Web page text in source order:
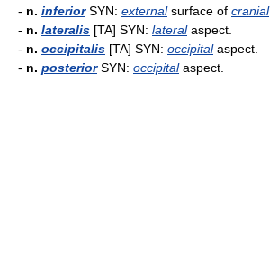
- n. inferior SYN: externalsurface of cranial
- n. lateralis [TA] SYN: lateralaspect.
- n. occipitalis [TA] SYN: occipitalaspect.
- n. posterior SYN: occipitalaspect.